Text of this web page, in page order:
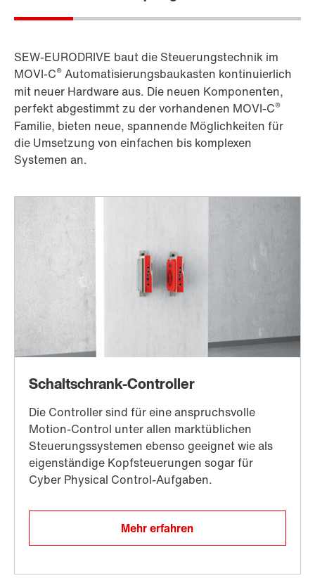
SEW-EURODRIVE baut die Steuerungstechnik im
MOVI-C® Automatisierungsbaukasten kontinuierlich
mit neuer Hardware aus. Die neuen Komponenten,
perfekt abgestimmt zu der vorhandenen MOVI-C®
Familie, bieten neue, spannende Möglichkeiten für
die Umsetzung von einfachen bis komplexen
Systemen an.
Mehr erfahren